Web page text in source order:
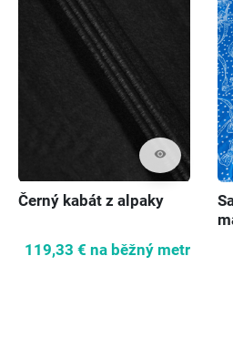
visibility
Černý kabát z alpaky
119,33 € na běžný metr